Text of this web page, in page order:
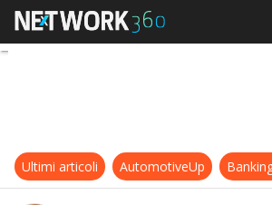
Fabio Sdogati
Ultimi articoli AutomotiveUp